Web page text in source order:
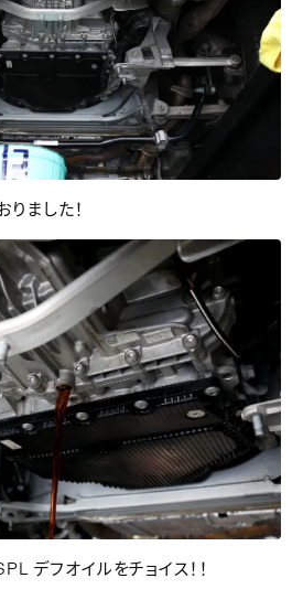
ました！
デフオイルをチョイス！！